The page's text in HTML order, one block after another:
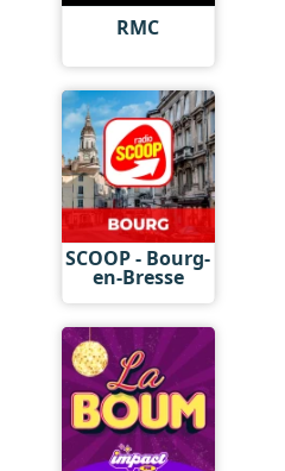
RMC
SCOOP - Bourg-
en-Bresse